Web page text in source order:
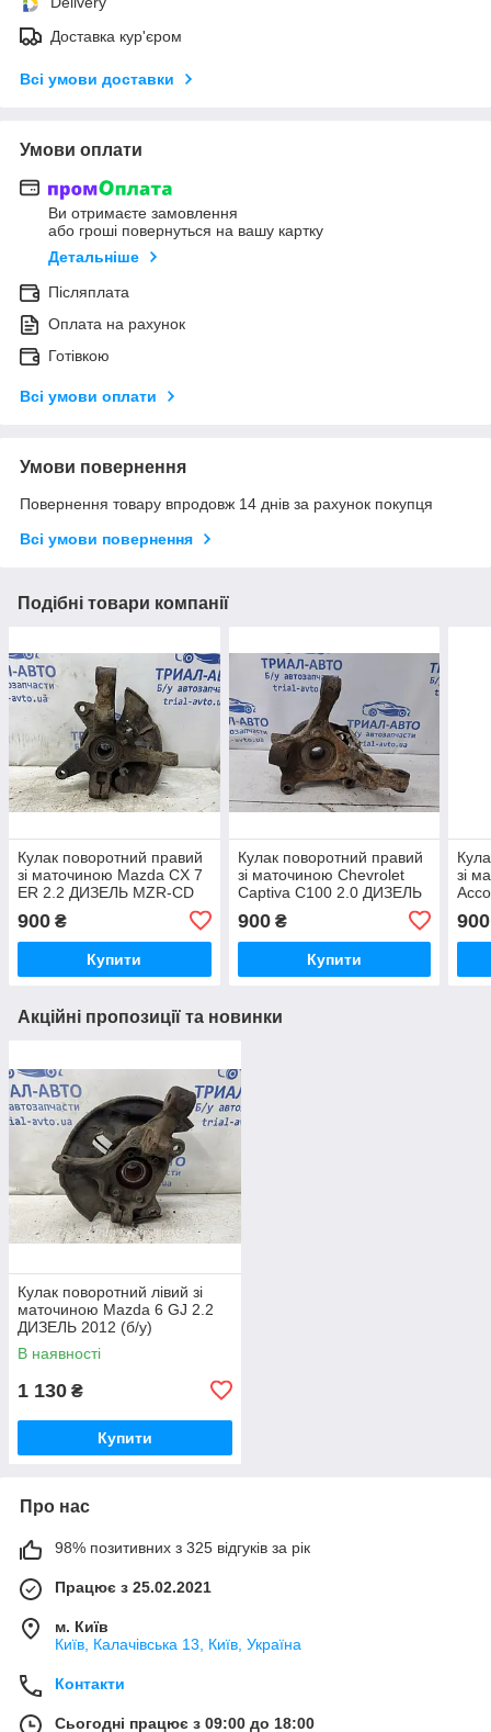
Доставка кур'єром
Всі умови доставки
Умови оплати
Ви отримаєте замовлення
або гроші повернуться на вашу картку
Детальніше
Післяплата
Оплата на рахунок
Готівкою
Всі умови оплати
Умови повернення
Повернення товару впродовж 14 днів за рахунок покупця
Всі умови повернення
Подібні товари компанії
Кулак поворотний правий
зі маточиною Mazda CX 7
ER 2.2 ДИЗЕЛЬ MZR-CD
900 ₴
Купити
Кулак поворотний правий
зі маточиною Chevrolet
Captiva C100 2.0 ДИЗЕЛЬ
900₴
Купити
зі
900
Акційні пропозиції та новинки
Кулак поворотний лівий зі
маточиною Mazda 6 GJ 2.2
ДИЗЕЛЬ 2012 (б/у)
В наявності
1 130 ₴
Купити
Про нас
98% позитивних з 325 відгуків за рік
Працює з 25.02.2021
м. Київ
Київ, Калачівська 13, Київ, Україна
Контакти
Сьогодні працює з 09:00 до 18:00